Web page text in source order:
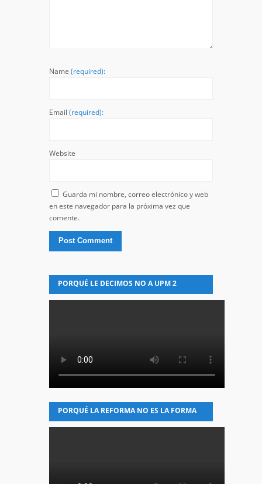
Name (required):
Email (required):
Website
Guarda mi nombre, correo electrónico y web
en este navegador para la próxima vez que
comente.
PORQUÉ LE DECIMOS NO A UPM 2
PORQUÉ LA REFORMA NO ES LA FORMA